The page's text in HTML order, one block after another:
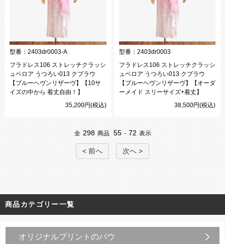
型番： 2403dr0003-A
フラドレス106 ストレッチクラッシ
ュベロア うつろい013 クプラウ
【ブルーヘヴンリザーヴ】【10サ
イズの中から 着丈自由！】
35,200円(税込)
型番： 2403dr0003
フラドレス106 ストレッチクラッシ
ュベロア うつろい013 クプラウ
【ブルーヘヴンリザーヴ】【オーダ
ーメイド スリーサイズ+着丈】
38,500円(税込)
全 298 商品 55 - 72 表示
< 前へ 次へ >
商品カテゴリー一覧
オリジナルプリントのパウ